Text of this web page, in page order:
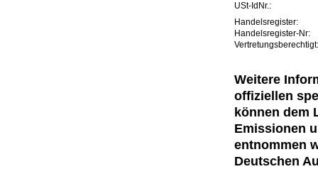
USt-IdNr.:
Handelsregister:
Handelsregister-Nr:
Vertretungsberechtigt:
Weitere
offiziellen
können dem
Emissionen
entnommen
Deutschen